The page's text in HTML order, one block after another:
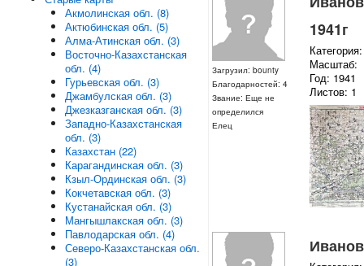
Загрузил: bounty
Благодарностей: 4
Звание: Еще не
определился
Елец
1941г
Масштаб:
Год: 1941
Листов: 1
Акмолинская обл. (8)
Актюбинская обл. (5)
Алма-Атинская обл. (3)
Восточно-Казахстанская
обл. (4)
Гурьевская обл. (3)
Джамбулская обл. (3)
Джезказганская обл. (3)
Западно-Казахстанская
обл. (3)
Казахстан (22)
Карагандинская обл. (3)
Кзыл-Ординская обл. (3)
Кокчетавская обл. (3)
Кустанайская обл. (3)
Мангышлакская обл. (3)
Павлодарская обл. (4)
Северо-Казахстанская обл.
(3)